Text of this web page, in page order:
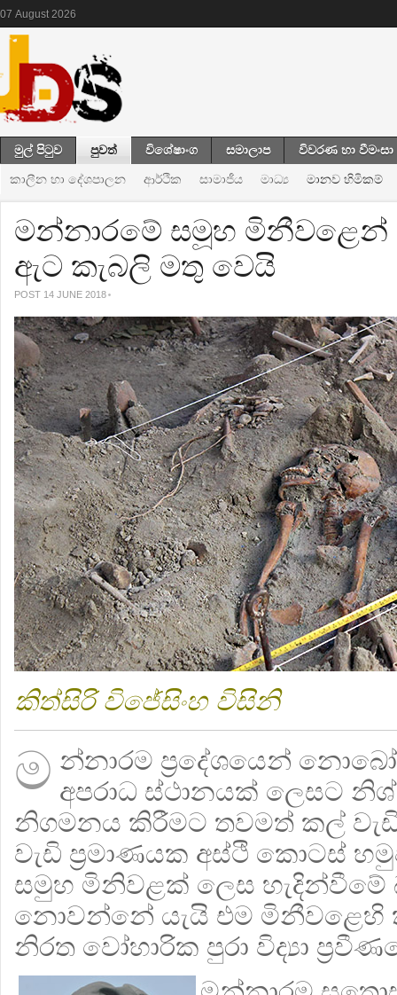
07 August 2026
මුල් පිටුව පුවත් විශේෂාංග සමාලාප විවරණ හා වීමංසා
කාලීන හා දේශපාලන ආර්ථික සාමාජීය මාධ්‍ය මානව හිමිකම්
මන්නාරමේ සමූහ
ඇට කැබලි මතු වෙයි
POST 14 JUNE 2018
කිත්සිරි විජේසිංහ විසිනි
ම න්නාරම ප්‍රදේශයෙන්
අපරාධ ස්ථානයක් ලෙසට
නිගමනය කිරීමට තවමත් කල්
වැඩි ප්‍රමාණයක අස්ථි කොටස්
සමුහ මිනිවළක් ලෙස හැදින්වීමේ
නොවන්නේ යැයි එම මිනීවළෙහි
නිරත වෝහාරික පුරා විද්‍යා